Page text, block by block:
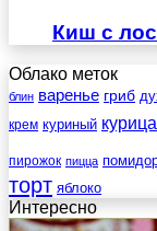
Киш с
Облако меток
блин варенье гриб
крем куриный курица
пирожок пицца
торт яблоко
Интересно